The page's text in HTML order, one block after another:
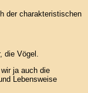
der charakteristischen
die Vögel.
ja auch die
Lebensweise